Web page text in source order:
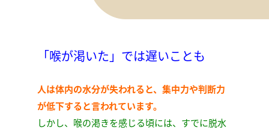
「喉が渇いた」では遅いことも
人は体内の水分が失われると、集中力や判断力
が低下すると言われています。
しかし、喉の渇きを感じる頃には、すでに脱水